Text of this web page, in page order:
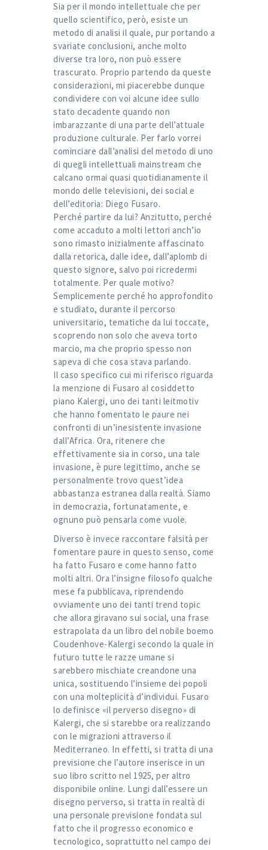
Sia per il mondo intellettuale che per
quello scientifico, però, esiste un
metodo di analisi il quale, pur portando a
svariate conclusioni, anche molto
diverse tra loro, non può essere
trascurato. Proprio partendo da queste
considerazioni, mi piacerebbe dunque
condividere con voi alcune idee sullo
stato decadente quando non
imbarazzante di una parte dell’attuale
produzione culturale. Per farlo vorrei
cominciare dall’analisi del metodo di uno
di quegli intellettuali mainstream che
calcano ormai quasi quotidianamente il
mondo delle televisioni, dei social e
dell’editoria: Diego Fusaro.
Perché partire da lui? Anzitutto, perché
come accaduto a molti lettori anch’io
sono rimasto inizialmente affascinato
dalla retorica, dalle idee, dall’aplomb di
questo signore, salvo poi ricredermi
totalmente. Per quale motivo?
Semplicemente perché ho approfondito
e studiato, durante il percorso
universitario, tematiche da lui toccate,
scoprendo non solo che aveva torto
marcio, ma che proprio spesso non
sapeva di che cosa stava parlando.
Il caso specifico cui mi riferisco riguarda
la menzione di Fusaro al cosiddetto
piano Kalergi, uno dei tanti leitmotiv
che hanno fomentato le paure nei
confronti di un’inesistente invasione
dall’Africa. Ora, ritenere che
effettivamente sia in corso, una tale
invasione, è pure legittimo, anche se
personalmente trovo quest’idea
abbastanza estranea dalla realtà. Siamo
in democrazia, fortunatamente, e
ognuno può pensarla come vuole.
Diverso è invece raccontare falsità per
fomentare paure in questo senso, come
ha fatto Fusaro e come hanno fatto
molti altri. Ora l’insigne filosofo qualche
mese fa pubblicava, riprendendo
ovviamente uno dei tanti trend topic
che allora giravano sui social, una frase
estrapolata da un libro del nobile boemo
Coudenhove-Kalergi secondo la quale in
futuro tutte le razze umane si
sarebbero mischiate creandone una
unica, sostituendo l’insieme dei popoli
con una molteplicità d’individui. Fusaro
lo definisce «il perverso disegno» di
Kalergi, che si starebbe ora realizzando
con le migrazioni attraverso il
Mediterraneo. In effetti, si tratta di una
previsione che l’autore inserisce in un
suo libro scritto nel 1925, per altro
disponibile online. Lungi dall’essere un
disegno perverso, si tratta in realtà di
una personale previsione fondata sul
fatto che il progresso economico e
tecnologico, soprattutto nel campo dei